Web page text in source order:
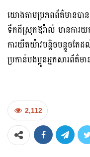
យោងតាមប្រភពព័ត៌មានបាន
ទឹកដីស្រុកឱរ៉ាល់ មានការយ
ការយឺតយ៉ាវបន្តិចបន្តួចត
ប្រកាន់បងប្អូនអ្នកសារព័
2,112